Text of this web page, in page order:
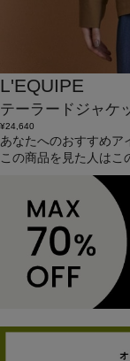
L'EQUIPE
テーラードジャケ
¥24,640
あなたへのおすすめア
この商品を見た人はこ